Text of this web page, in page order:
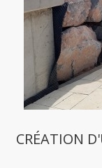
CRÉATION